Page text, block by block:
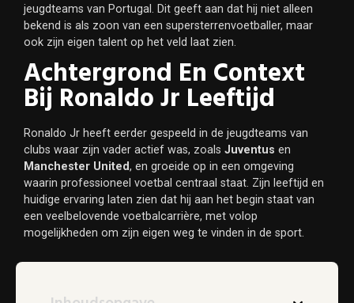
jeugdteams van Portugal. Dit geeft aan dat hij niet alleen
bekend is als zoon van een supersterrenvoetballer, maar
ook zijn eigen talent op het veld laat zien.
Achtergrond En Context
Bij Ronaldo Jr Leeftijd
Ronaldo Jr heeft eerder gespeeld in de jeugdteams van
clubs waar zijn vader actief was, zoals Juventus en
Manchester United, en groeide op in een omgeving
waarin professioneel voetbal centraal staat. Zijn leeftijd en
huidige ervaring laten zien dat hij aan het begin staat van
een veelbelovende voetbalcarrière, met volop
mogelijkheden om zijn eigen weg te vinden in de sport.